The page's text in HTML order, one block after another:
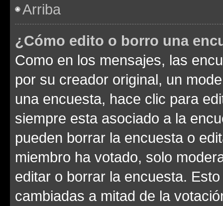
Arriba
¿Cómo edito o borro una
Como en los mensajes, las
por su creador original, un
una encuesta, hace clic para
siempre esta asociado a la
pueden borrar la encuesta o
miembro ha votado, solo
editar o borrar la encuesta.
cambiadas a mitad de la